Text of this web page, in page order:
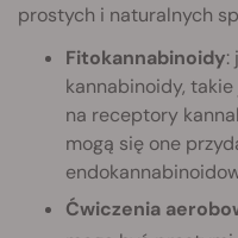
prostych i naturalnych
Fitokannabinoidy:
kannabinoidy, takie
na receptory
mogą się one
Ćwiczenia